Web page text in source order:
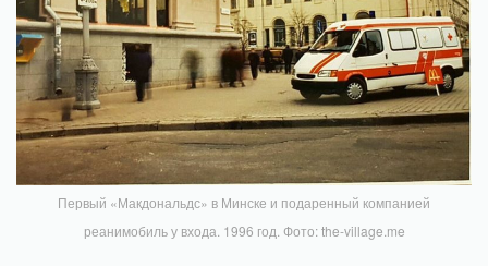
Первый «Макдональдс» в Минске и подаренный компанией
реанимобиль у входа. 1996 год. Фото: the-village.me